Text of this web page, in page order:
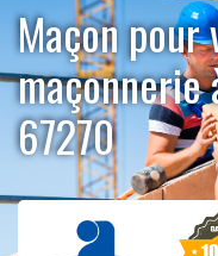
Maçon pour
67270